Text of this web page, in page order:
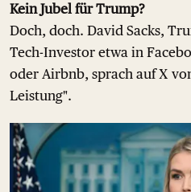
Kein Jubel für Trump?
Doch, doch. David Sacks,
Tech-Investor etwa in
oder Airbnb, sprach auf X
Leistung".